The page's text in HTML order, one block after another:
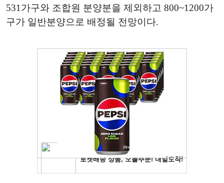
531가구와 조합원 분양분을 제외하고 800~1200가
구가 일반분양으로 배정될 전망이다.